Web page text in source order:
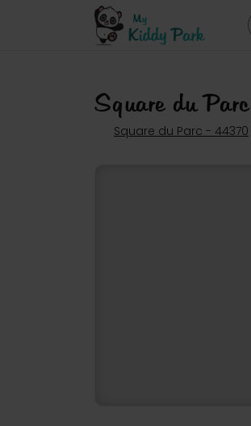
Square du Parc
Square du Parc - 44370